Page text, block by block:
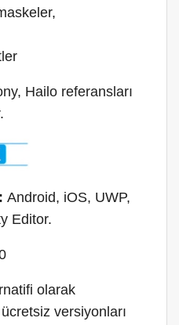
Hailo referansları
Android, iOS, UWP,
Editor.
olarak
versiyonları